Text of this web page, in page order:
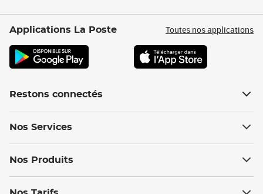
Applications La Poste Toutes nos applications
Restons connectés
Nos Services
Nos Produits